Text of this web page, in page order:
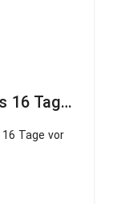
Stornierungspauschale (bis 16 Tage vor Reise)
Tage vor